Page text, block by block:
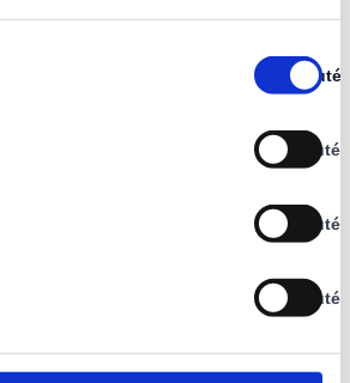
Zapnuté
Vypnuté
Vypnuté
Vypnuté